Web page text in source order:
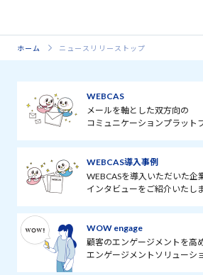
ホーム ニュースリリーストップ
WEBCAS
メールを軸とした双方向の
コミュニケーションプラット
WEBCAS導入事例
WEBCASを導入いただいた企
インタビューをご紹介いたし
WOW engage
顧客のエンゲージメントを高
エンゲージメントソリューシ